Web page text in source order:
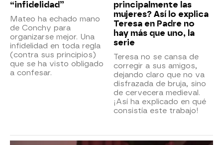
“infidelidad”
Mateo ha echado mano
de Conchy para
organizarse mejor. Una
infidelidad en toda regla
(contra sus principios)
que se ha visto obligado
a confesar.
principalmente las
mujeres? Así lo explica
Teresa en Padre no
hay más que uno, la
serie
Teresa no se cansa de
corregir a sus amigos,
dejando claro que no va
disfrazada de bruja, sino
de cervecera medieval.
¡Así ha explicado en qué
consistía este trabajo!